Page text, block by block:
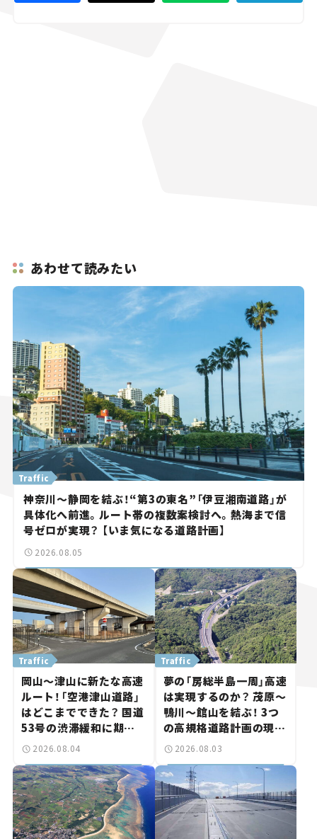
あわせて読みたい
Traffic
神奈川～静岡を結ぶ！“第3の東名”「伊豆湘南道路」が
具体化へ前進。ルート帯の複数案検討へ。熱海まで信
号ゼロが実現？ 【いま気になる道路計画】
2026.08.05
Traffic
岡山～津山に新たな高速
ルート！「空港津山道路」
はどこまでできた？ 国道
53号の渋滞緩和に期待。
岡山市側でも動きが【い
2026.08.04
Traffic
夢の「房総半島一周」高速
は実現するのか？ 茂原～
鴨川～館山を結ぶ！ 3つ
の高規格道路計画の現
状。「館山鴨川道路」で検
路計画】
2026.08.03